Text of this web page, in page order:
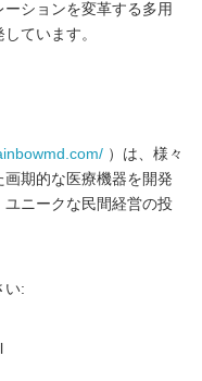
ションを変革する多用
ています。
）は、様々
期的な医療機器を開発
ニークな民間経営の投
い: